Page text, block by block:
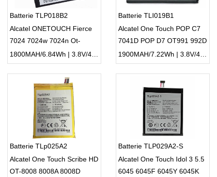
Batterie TLP018B2
Alcatel ONETOUCH Fierce
7024 7024w 7024n Ot-
6030a 6030 S820
1800MAH/6.84Wh | 3.8V/4.35V | Li-ion ...
Batterie TLI019B1
Alcatel One Touch POP C7
7041D POP D7 OT991 992D
916D 6010
1900MAH/7.22Wh | 3.8V/4.35V | Li-ion ...
Batterie TLp025A2
Alcatel One Touch Scribe HD
OT-8008 8008A 8008D
Batterie TLP029A2-S
Alcatel One Touch Idol 3 5.5
6045 6045F 6045Y 6045K